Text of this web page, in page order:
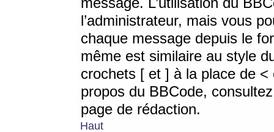
l’administrateur, mais vous
chaque message depuis le
même est similaire au style
crochets [ et ] à la place de <
propos du BBCode,
page de rédaction.
Haut